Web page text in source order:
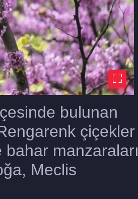
bulunan
çiçekler
manzaraları
Meclis